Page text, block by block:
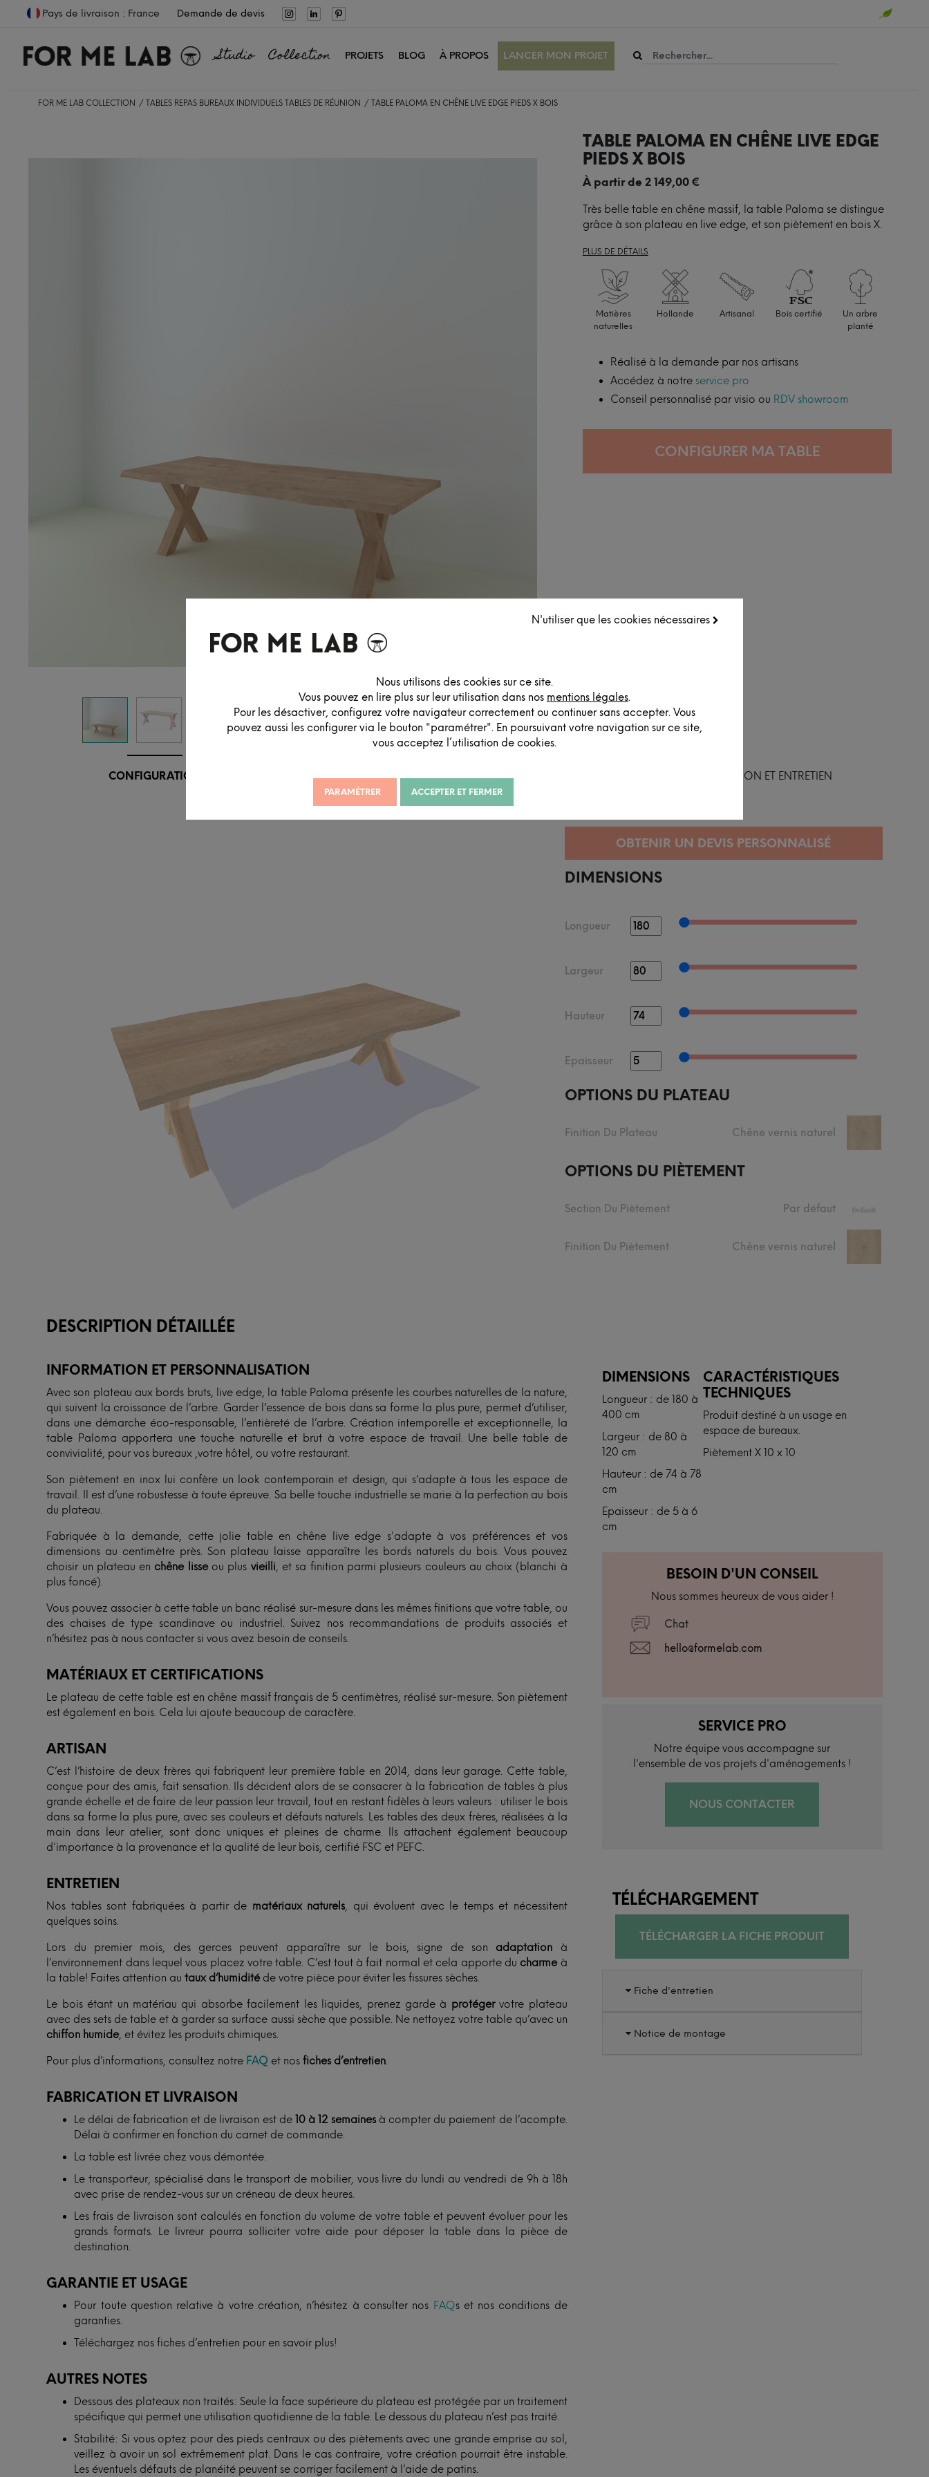
N'utiliser que les cookies nécessaires
Nous utilisons des cookies sur ce site.
Vous pouvez en lire plus sur leur utilisation dans nos mentions légales.
Pour les désactiver, configurez votre navigateur correctement ou continuer sans accepter. Vous
pouvez aussi les configurer via le bouton "paramétrer". En poursuivant votre navigation sur ce site,
vous acceptez l’utilisation de cookies.
PARAMÉTRER ACCEPTER ET FERMER
Pays de livraison : France Demande de devis
Studio Collection PROJETS BLOG À PROPOS LANCER MON PROJET
FOR ME LAB COLLECTION TABLES REPAS BUREAUX INDIVIDUELS TABLES DE RÉUNION TABLE PALOMA EN CHÊNE LIVE EDGE PIEDS X BOIS
TABLE PALOMA EN CHÊNE LIVE EDGE
PIEDS X BOIS
À partir de 2 149,00€
Très belle table en chêne massif, la table Paloma se distingue
grâce à son plateau en live edge, et son piètement en bois X.
PLUS DE DÉTAILS
Matières
naturelles
Hollande Artisanal Bois certifié
Un arbre
planté
Réalisé à la demande par nos artisans
Accédez à notre service pro
Conseil personnalisé par visio ou RDV showroom
CONFIGURER MA TABLE
CONFIGURATION DESCRIPTION DÉTAILLÉE FINITION ET ENTRETIEN
DIMENSIONS
Longueur
Largeur
Hauteur
Epaisseur
OPTIONS DU PLATEAU
Finition Du Plateau Chêne vernis naturel
OPTIONS DU PIÈTEMENT
Section Du Piètement Par défaut +
Finition Du Piètement Chêne vernis naturel
DESCRIPTION DÉTAILLÉE
INFORMATION ET PERSONNALISATION
Avec son plateau aux bords bruts, live edge, la table Paloma présente les courbes naturelles de la nature,
qui suivent la croissance de l’arbre. Garder l’essence de bois dans sa forme la plus pure, permet d’utiliser,
dans une démarche éco-responsable, l’entièreté de l’arbre. Création intemporelle et exceptionnelle, la
table Paloma apportera une touche naturelle et brut à votre espace de travail. Une belle table de
convivialité, pour vos bureaux ,votre hôtel, ou votre restaurant.
Son piètement en inox lui confère un look contemporain et design, qui s’adapte à tous les espace de
travail. Il est d’une robustesse à toute épreuve. Sa belle touche industrielle se marie à la perfection au bois
du plateau.
Fabriquée à la demande, cette jolie table en chêne live edge s'adapte à vos préférences et vos
dimensions au centimètre près. Son plateau laisse apparaître les bords naturels du bois. Vous pouvez
choisir un plateau en chêne lisseou plus vieilli, et sa finition parmi plusieurs couleurs au choix (blanchi à
plus foncé).
Vous pouvez associer à cette table un banc réalisé sur-mesure dans les mêmes finitions que votre table, ou
des chaises de type scandinave ou industriel. Suivez nos recommandations de produits associés et
n’hésitez pas à nous contacter si vous avez besoin de conseils.
MATÉRIAUX ET CERTIFICATIONS
Le plateau de cette table est en chêne massif français de 5 centimètres, réalisé sur-mesure. Son piètement
est également en bois. Cela lui ajoute beaucoup de caractère.
ARTISAN
C’est l’histoire de deux frères qui fabriquent leur première table en 2014, dans leur garage. Cette table,
conçue pour des amis, fait sensation. Ils décident alors de se consacrer à la fabrication de tables à plus
grande échelle et de faire de leur passion leur travail, tout en restant fidèles à leurs valeurs : utiliser le bois
dans sa forme la plus pure, avec ses couleurs et défauts naturels. Les tables des deux frères, réalisées à la
main dans leur atelier, sont donc uniques et pleines de charme. Ils attachent également beaucoup
d'importance à la provenance et la qualité de leur bois, certifié FSC et PEFC.
ENTRETIEN
Nos tables sont fabriquées à partir de matériaux naturels, qui évoluent avec le temps et nécessitent
quelques soins.
Lors du premier mois, des gerces peuvent apparaître sur le bois, signe de son adaptation à
l’environnement dans lequel vous placez votre table. C’est tout à fait normal et cela apporte du charmeà
la table! Faites attention autaux d’humiditéde votre pièce pour éviter les fissures sèches.
Le bois étant un matériau qui absorbe facilement les liquides, prenez garde à protégervotre plateau
avec des sets de table et à garder sa surface aussi sèche que possible. Ne nettoyez votre table qu’avec un
chiffon humide, et évitez les produits chimiques.
Pour plus d’informations, consultez notre FAQ et nosfiches d’entretien.
FABRICATION ET LIVRAISON
Le délai de fabrication et de livraison est de 10 à 12 semainesà compter du paiement de l’acompte.
Délai à confirmer en fonction du carnet de commande.
La table est livrée chez vous démontée.
Le transporteur, spécialisé dans le transport de mobilier, vous livre du lundi au vendredi de 9h à 18h
avec prise de rendez-vous sur un créneau de deux heures.
Les frais de livraison sont calculés en fonction du volume de votre table et peuvent évoluer pour les
grands formats. Le livreur pourra solliciter votre aide pour déposer la table dans la pièce de
destination.
GARANTIE ET USAGE
Pour toute question relative à votre création, n’hésitez à consulter nos FAQs et nos conditions de
garanties.
Téléchargez nos fiches d’entretien pour en savoir plus!
AUTRES NOTES
Dessous des plateaux non traités: Seule la face supérieure du plateau est protégée par un traitement
spécifique qui permet une utilisation quotidienne de la table. Le dessous du plateau n’est pas traité.
Stabilité: Si vous optez pour des pieds centraux ou des piètements avec une grande emprise au sol,
veillez à avoir un sol extrêmement plat. Dans le cas contraire, votre création pourrait être instable.
Les éventuels défauts de planéité peuvent se corriger facilement à l’aide de patins.
DIMENSIONS
Longueur : de 180 à
400 cm
Largeur : de 80 à
120 cm
Hauteur : de 74 à 78
cm
Epaisseur : de 5 à 6
cm
CARACTÉRISTIQUES
TECHNIQUES
Produit destiné à un usage en
espace de bureaux.
Piètement X 10 x 10
BESOIN D'UN CONSEIL
Nous sommes heureux de vous aider !
Chat
hello@formelab.com
SERVICE PRO
Notre équipe vous accompagne sur
l'ensemble de vos projets d'aménagements !
NOUS CONTACTER
TÉLÉCHARGEMENT
TÉLÉCHARGER LA FICHE PRODUIT
Fiche d'entretien
Notice de montage